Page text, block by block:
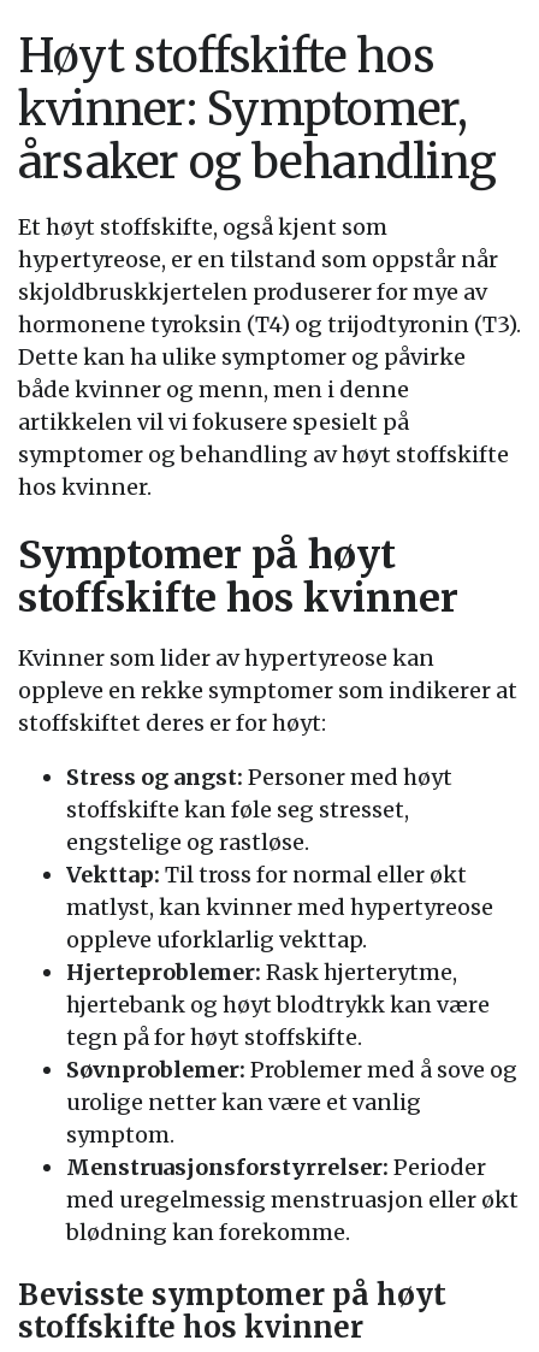
Høyt stoffskifte hos
kvinner: Symptomer,
årsaker og behandling
Et høyt stoffskifte, også kjent som
hypertyreose, er en tilstand som oppstår når
skjoldbruskkjertelen produserer for mye av
hormonene tyroksin (T4) og trijodtyronin (T3).
Dette kan ha ulike symptomer og påvirke
både kvinner og menn, men i denne
artikkelen vil vi fokusere spesielt på
symptomer og behandling av høyt stoffskifte
hos kvinner.
Symptomer på høyt
stoffskifte hos kvinner
Kvinner som lider av hypertyreose kan
oppleve en rekke symptomer som indikerer at
stoffskiftet deres er for høyt:
Stress og angst: Personer med høyt
stoffskifte kan føle seg stresset,
engstelige og rastløse.
Vekttap: Til tross for normal eller økt
matlyst, kan kvinner med hypertyreose
oppleve uforklarlig vekttap.
Hjerteproblemer: Rask hjerterytme,
hjertebank og høyt blodtrykk kan være
tegn på for høyt stoffskifte.
Søvnproblemer: Problemer med å sove og
urolige netter kan være et vanlig
symptom.
Menstruasjonsforstyrrelser: Perioder
med uregelmessig menstruasjon eller økt
blødning kan forekomme.
Bevisste symptomer på høyt
stoffskifte hos kvinner